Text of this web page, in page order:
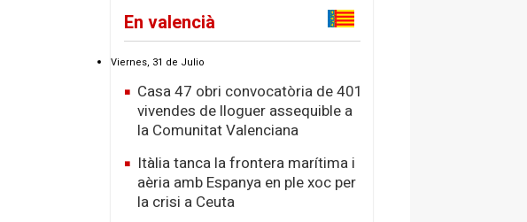
En valencià
Viernes, 31 de Julio
Casa 47 obri convocatòria de 401
vivendes de lloguer assequible a
la Comunitat Valenciana
Itàlia tanca la frontera marítima i
aèria amb Espanya en ple xoc per
la crisi a Ceuta